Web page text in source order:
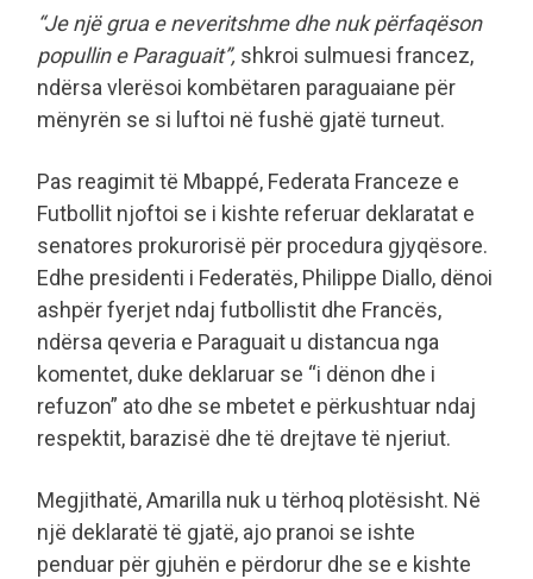
“Je një grua e neveritshme dhe nuk përfaqëson
popullin e Paraguait”, shkroi sulmuesi francez,
ndërsa vlerësoi kombëtaren paraguaiane për
mënyrën se si luftoi në fushë gjatë turneut.
Pas reagimit të Mbappé, Federata Franceze e
Futbollit njoftoi se i kishte referuar deklaratat e
senatores prokurorisë për procedura gjyqësore.
Edhe presidenti i Federatës, Philippe Diallo, dënoi
ashpër fyerjet ndaj futbollistit dhe Francës,
ndërsa qeveria e Paraguait u distancua nga
komentet, duke deklaruar se “i dënon dhe i
refuzon” ato dhe se mbetet e përkushtuar ndaj
respektit, barazisë dhe të drejtave të njeriut.
Megjithatë, Amarilla nuk u tërhoq plotësisht. Në
një deklaratë të gjatë, ajo pranoi se ishte
penduar për gjuhën e përdorur dhe se e kishte